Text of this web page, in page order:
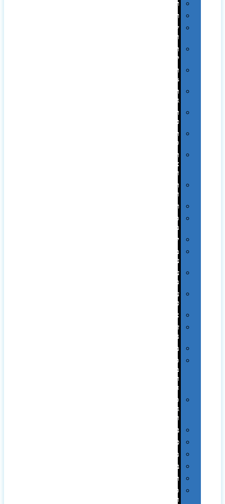
רטרו
רכב
שעונים
ומסגרות
תיקים
לכנסים
תיקי
Swiss
תיקי
תיקי
טיולים
תיקי
ספורט
תיקי
ומכתביות
תערוכות
וכנסים
רמקולים
סוכריות
ממותגות
יודאיקה
מארזי
עטים
עטי
מתכת
עטי
פלסטיק
אוזניות
זכרונות
ניידים
מפצלים
סביבת
מחשב
וציוד
היקפי
סוללות
גיבוי
ומטענים
ביגוד
כובעים
מגבות
בקבוקים
תרמי
ספלים
וכוסות